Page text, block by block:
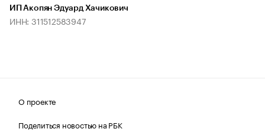
ИП Акопян Эдуард Хачикович
ИНН: 311512583947
О проекте
Поделиться новостью на РБК